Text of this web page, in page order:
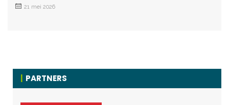
21 mei 2026
PARTNERS